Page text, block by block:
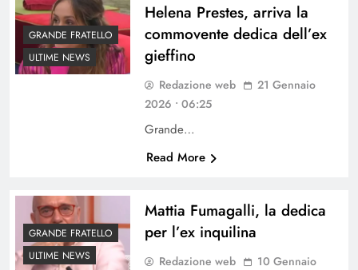
GRANDE FRATELLO
ULTIME NEWS
Helena Prestes, arriva la
commovente dedica dell’ex
gieffino
Redazione web
21 Gennaio
2026 • 06:25
Grande…
Read More
GRANDE FRATELLO
ULTIME NEWS
Mattia Fumagalli, la dedica
per l’ex inquilina
Redazione web
10 Gennaio